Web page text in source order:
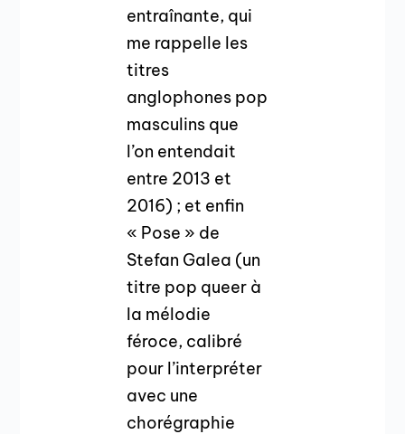
entraînante, qui
me rappelle les
titres
anglophones pop
masculins que
l’on entendait
entre 2013 et
2016) ; et enfin
« Pose » de
Stefan Galea (un
titre pop queer à
la mélodie
féroce, calibré
pour l’interpréter
avec une
chorégraphie